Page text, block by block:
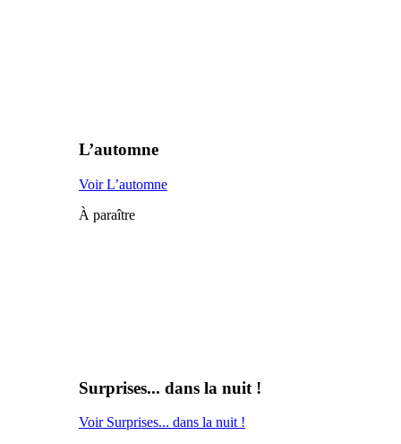
L’automne
Voir L’automne
À paraître
Surprises... dans la nuit !
Voir Surprises... dans la nuit !